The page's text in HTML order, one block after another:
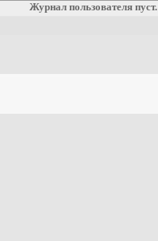
Журнал пользователя пуст.